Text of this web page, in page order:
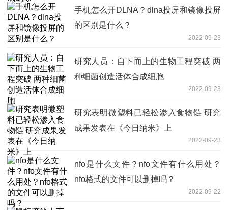
手机怎么开DLNA？dlna投屏和镜像投屏
的区别是什么？
2022-09-23
研究人员：自下而上的生物工程突破 两
种细菌创造活体合成细胞
2022-09-23
研究表明微塑料已轻松渗入食物链 研究
成果发表在《今日纳米》上
2022-09-23
nfo是什么文件？nfo文件有什么用处？
nfo格式的文件可以删掉吗？
2022-09-22